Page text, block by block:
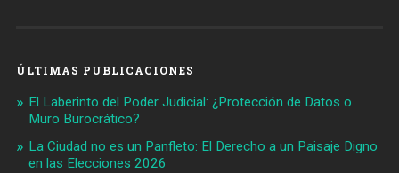
ÚLTIMAS PUBLICACIONES
El Laberinto del Poder Judicial: ¿Protección de Datos o
Muro Burocrático?
La Ciudad no es un Panfleto: El Derecho a un Paisaje Digno
en las Elecciones 2026